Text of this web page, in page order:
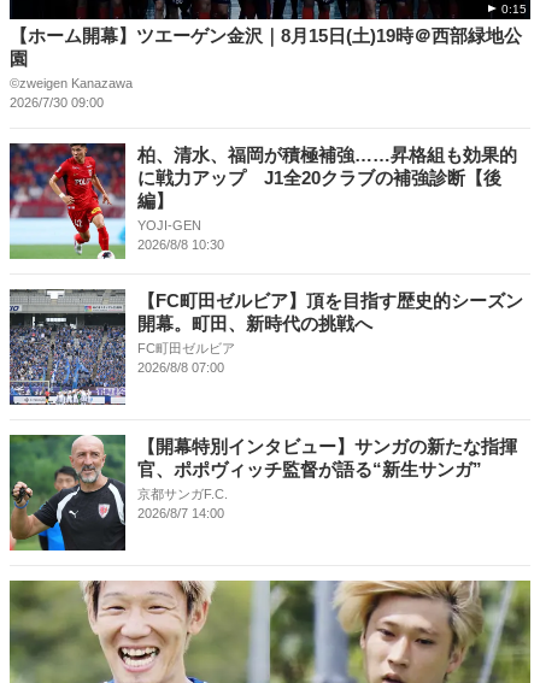
0:15
【ホーム開幕】ツエーゲン金沢｜8月15日(土)19時＠西部緑地公
園
©︎zweigen Kanazawa
2026/7/30 09:00
柏、清水、福岡が積極補強……昇格組も効果的
に戦力アップ J1全20クラブの補強診断【後
編】
YOJI-GEN
2026/8/8 10:30
【FC町田ゼルビア】頂を目指す歴史的シーズン
開幕。町田、新時代の挑戦へ
FC町田ゼルビア
2026/8/8 07:00
【開幕特別インタビュー】サンガの新たな指揮
官、ポポヴィッチ監督が語る“新生サンガ”
京都サンガF.C.
2026/8/7 14:00